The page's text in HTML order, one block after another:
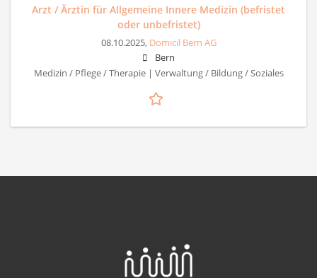
Arzt / Ärztin für Allgemeine Innere Medizin (befristet
oder unbefristet)
08.10.2025, Domicil Bern AG
Bern
Medizin / Pflege / Therapie | Verwaltung / Bildung / Soziales